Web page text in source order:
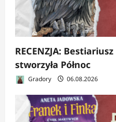
RECENZJA:
stworzyła Północ
Gradory 06.08.2026